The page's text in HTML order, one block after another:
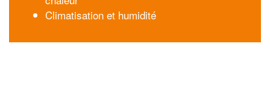
Climatisation et humidité